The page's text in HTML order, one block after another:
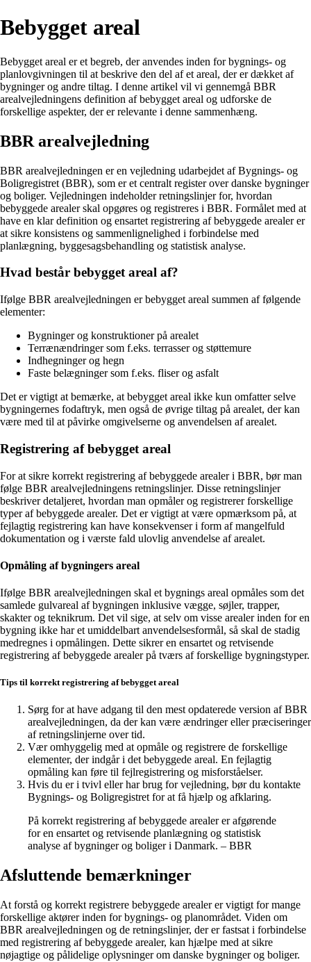
Bebygget areal
Bebygget areal er et begreb, der anvendes inden for bygnings- og
planlovgivningen til at beskrive den del af et areal, der er dækket af
bygninger og andre tiltag. I denne artikel vil vi gennemgå BBR
arealvejledningens definition af bebygget areal og udforske de
forskellige aspekter, der er relevante i denne sammenhæng.
BBR arealvejledning
BBR arealvejledningen er en vejledning udarbejdet af Bygnings- og
Boligregistret (BBR), som er et centralt register over danske bygninger
og boliger. Vejledningen indeholder retningslinjer for, hvordan
bebyggede arealer skal opgøres og registreres i BBR. Formålet med at
have en klar definition og ensartet registrering af bebyggede arealer er
at sikre konsistens og sammenlignelighed i forbindelse med
planlægning, byggesagsbehandling og statistisk analyse.
Hvad består bebygget areal af?
Ifølge BBR arealvejledningen er bebygget areal summen af følgende
elementer:
Bygninger og konstruktioner på arealet
Terrænændringer som f.eks. terrasser og støttemure
Indhegninger og hegn
Faste belægninger som f.eks. fliser og asfalt
Det er vigtigt at bemærke, at bebygget areal ikke kun omfatter selve
bygningernes fodaftryk, men også de øvrige tiltag på arealet, der kan
være med til at påvirke omgivelserne og anvendelsen af arealet.
Registrering af bebygget areal
For at sikre korrekt registrering af bebyggede arealer i BBR, bør man
følge BBR arealvejledningens retningslinjer. Disse retningslinjer
beskriver detaljeret, hvordan man opmåler og registrerer forskellige
typer af bebyggede arealer. Det er vigtigt at være opmærksom på, at
fejlagtig registrering kan have konsekvenser i form af mangelfuld
dokumentation og i værste fald ulovlig anvendelse af arealet.
Opmåling af bygningers areal
Ifølge BBR arealvejledningen skal et bygnings areal opmåles som det
samlede gulvareal af bygningen inklusive vægge, søjler, trapper,
skakter og teknikrum. Det vil sige, at selv om visse arealer inden for en
bygning ikke har et umiddelbart anvendelsesformål, så skal de stadig
medregnes i opmålingen. Dette sikrer en ensartet og retvisende
registrering af bebyggede arealer på tværs af forskellige bygningstyper.
Tips til korrekt registrering af bebygget areal
Sørg for at have adgang til den mest opdaterede version af BBR
arealvejledningen, da der kan være ændringer eller præciseringer
af retningslinjerne over tid.
Vær omhyggelig med at opmåle og registrere de forskellige
elementer, der indgår i det bebyggede areal. En fejlagtig
opmåling kan føre til fejlregistrering og misforståelser.
Hvis du er i tvivl eller har brug for vejledning, bør du kontakte
Bygnings- og Boligregistret for at få hjælp og afklaring.
På korrekt registrering af bebyggede arealer er afgørende
for en ensartet og retvisende planlægning og statistisk
analyse af bygninger og boliger i Danmark. – BBR
Afsluttende bemærkninger
At forstå og korrekt registrere bebyggede arealer er vigtigt for mange
forskellige aktører inden for bygnings- og planområdet. Viden om
BBR arealvejledningen og de retningslinjer, der er fastsat i forbindelse
med registrering af bebyggede arealer, kan hjælpe med at sikre
nøjagtige og pålidelige oplysninger om danske bygninger og boliger.